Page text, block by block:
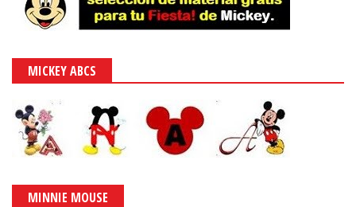
MICKEY ABCS
MINNIE MOUSE